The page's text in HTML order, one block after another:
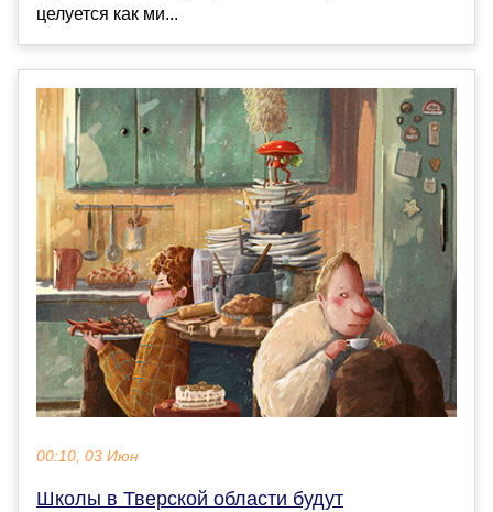
целуется как ми...
00:10, 03 Июн
Школы в Тверской области будут